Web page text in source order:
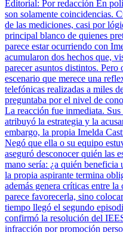
Editorial: Por redacción En
son solamente coincidencias.
de las mediciones, casi por
principal blanco de quienes
parece estar ocurriendo con
acumularon dos hechos que,
parecer asuntos distintos.
escenario que merece una
telefónicas realizadas a miles
preguntaba por el nivel de
La reacción fue inmediata.
atribuyó la estrategia y la
embargo, la propia Imelda
Negó que ella o su equipo
aseguró desconocer quién las
mano sería: ¿a quién beneficia
la propia aspirante termina
además genera críticas entre
parece favorecerla, sino
tiempo llegó el segundo
confirmó la resolución del
infracción por promoción